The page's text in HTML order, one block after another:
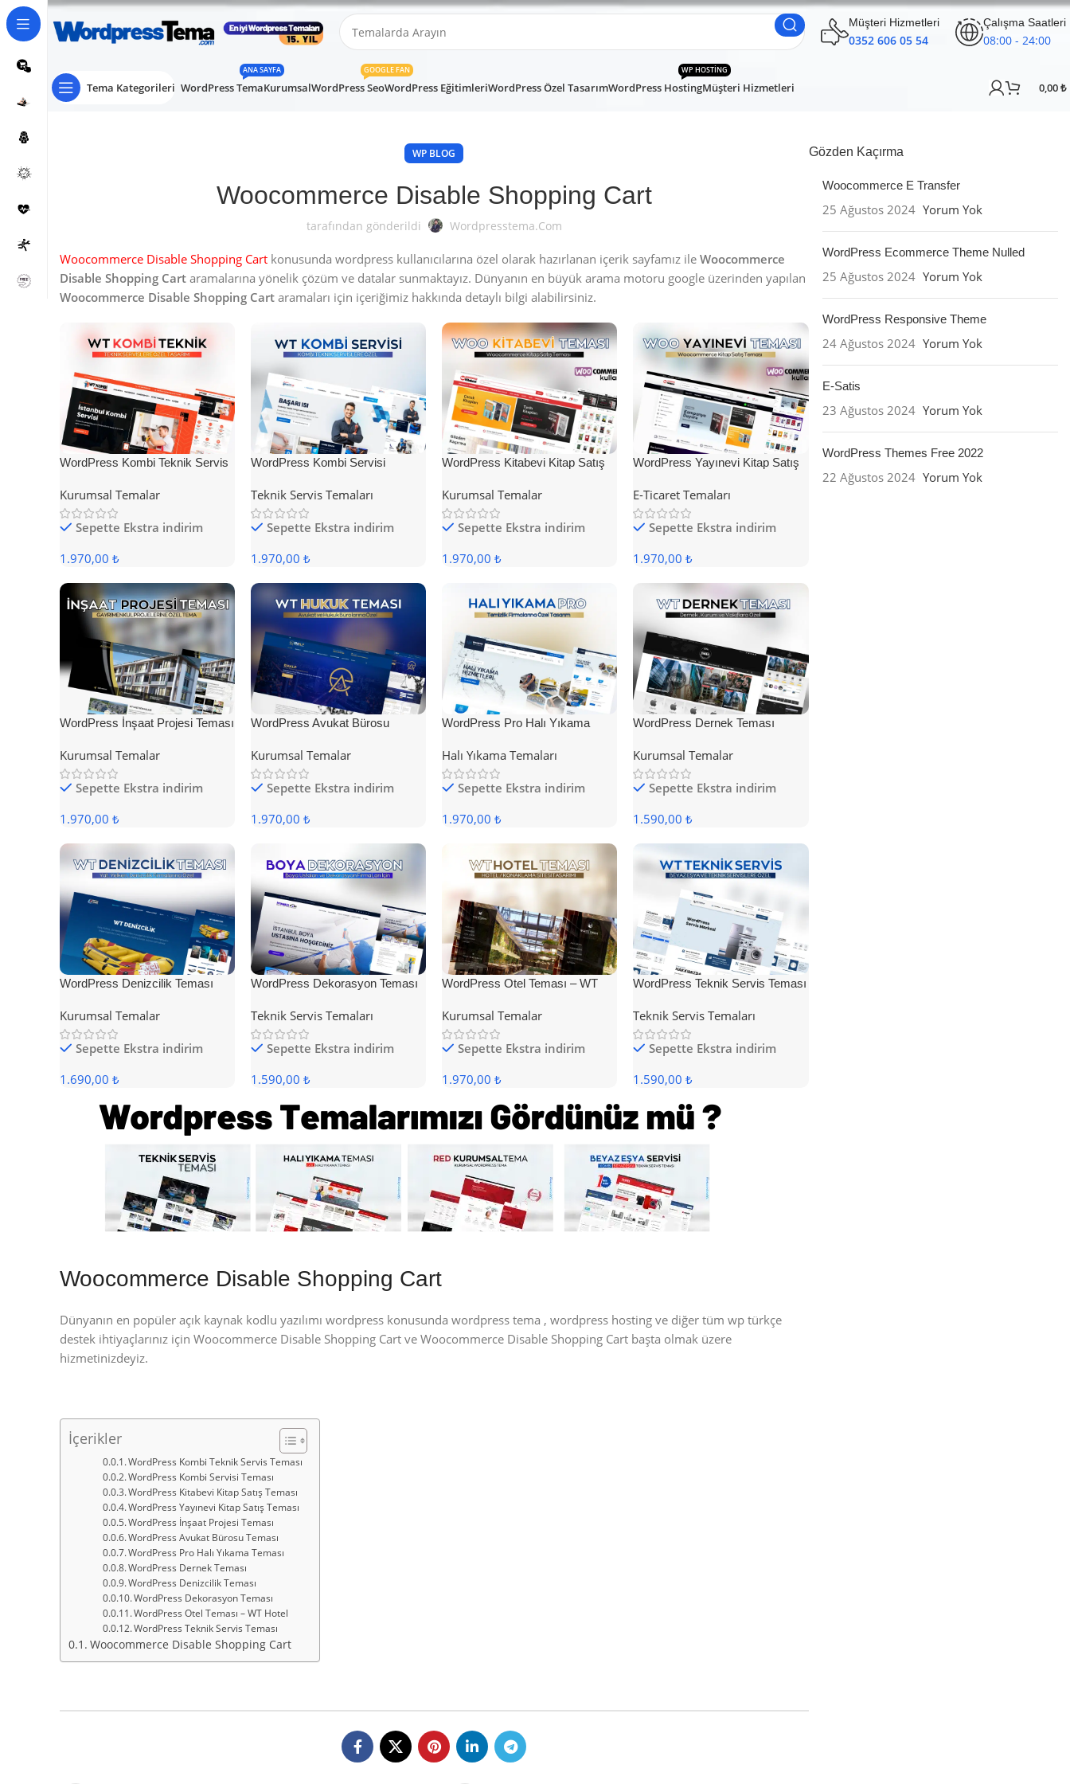
Müşteri Hizmetleri
0352 606 05 54
Çalışma Saatleri
08:00 - 24:00
Tema Kategorileri WordPress Tema
ANA SAYFA
KurumsalWordPress Seo
GOOGLE FAN
WordPress EğitimleriWordPress Özel TasarımWordPress Hosting
WP HOSTING
Müşteri Hizmetleri 0,00₺
WP BLOG
Woocommerce Disable Shopping Cart
tarafından gönderildi Wordpresstema.com
Woocommerce Disable Shopping Cart konusunda wordpress kullanıcılarına özel olarak hazırlanan içerik sayfamız ile Woocommerce
Disable Shopping Cart aramalarına yönelik çözüm ve datalar sunmaktayız. Dünyanın en büyük arama motoru google üzerinden yapılan
Woocommerce Disable Shopping Cart aramaları için içeriğimiz hakkında detaylı bilgi alabilirsiniz.
WordPress Kombi Teknik Servis
Kurumsal Temalar
Sepette Ekstra indirim
1.970,00 ₺
WordPress Kombi Servisi
Teknik Servis Temaları
Sepette Ekstra indirim
1.970,00 ₺
WordPress Kitabevi Kitap Satış
Kurumsal Temalar
Sepette Ekstra indirim
1.970,00 ₺
WordPress Yayınevi Kitap Satış
E-Ticaret Temaları
Sepette Ekstra indirim
1.970,00 ₺
WordPress İnşaat Projesi Teması
Kurumsal Temalar
Sepette Ekstra indirim
1.970,00 ₺
WordPress Avukat Bürosu
Kurumsal Temalar
Sepette Ekstra indirim
1.970,00 ₺
WordPress Pro Halı Yıkama
Halı Yıkama Temaları
Sepette Ekstra indirim
1.970,00 ₺
WordPress Dernek Teması
Kurumsal Temalar
Sepette Ekstra indirim
1.590,00 ₺
WordPress Denizcilik Teması
Kurumsal Temalar
Sepette Ekstra indirim
1.690,00 ₺
WordPress Dekorasyon Teması
Teknik Servis Temaları
Sepette Ekstra indirim
1.590,00 ₺
WordPress Otel Teması – WT
Kurumsal Temalar
Sepette Ekstra indirim
1.970,00 ₺
WordPress Teknik Servis Teması
Teknik Servis Temaları
Sepette Ekstra indirim
1.590,00 ₺
Woocommerce Disable Shopping Cart
Dünyanın en popüler açık kaynak kodlu yazılımı wordpress konusunda wordpress tema , wordpress hosting ve diğer tüm wp türkçe
destek ihtiyaçlarınız için Woocommerce Disable Shopping Cart ve Woocommerce Disable Shopping Cart başta olmak üzere
hizmetinizdeyiz.
İçerikler
WordPress Kombi Teknik Servis Teması
WordPress Kombi Servisi Teması
WordPress Kitabevi Kitap Satış Teması
WordPress Yayınevi Kitap Satış Teması
WordPress İnşaat Projesi Teması
WordPress Avukat Bürosu Teması
WordPress Pro Halı Yıkama Teması
WordPress Dernek Teması
WordPress Denizcilik Teması
WordPress Dekorasyon Teması
WordPress Otel Teması – WT Hotel
WordPress Teknik Servis Teması
Woocommerce Disable Shopping Cart
Gözden Kaçırma
Woocommerce E Transfer
25 Ağustos 2024 Yorum Yok
WordPress Ecommerce Theme Nulled
25 Ağustos 2024 Yorum Yok
WordPress Responsive Theme
24 Ağustos 2024 Yorum Yok
E-Satis
23 Ağustos 2024 Yorum Yok
WordPress Themes Free 2022
22 Ağustos 2024 Yorum Yok